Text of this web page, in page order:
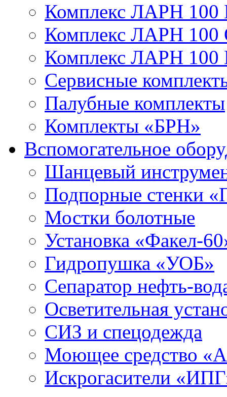
Комплекс ЛАРН 100
Комплекс ЛАРН 100
Комплекс ЛАРН 100
Сервисные
Палубные комплекты
Комплекты «БРН»
Вспомогательное
Шанцевый
Подпорные стенки
Мостки болотные
Установка «Факел-
Гидропушка «УОБ»
Сепаратор нефть-
Осветительная
СИЗ и спецодежда
Моющее средство
Искрогасители